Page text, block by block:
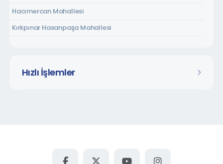
Hacımercan Mahallesi
Kırkpınar Hasanpaşa Mahallesi
Kurtköy Dibektaş Mahallesi
Memnuniye Mahallesi
Hızlı İşlemler